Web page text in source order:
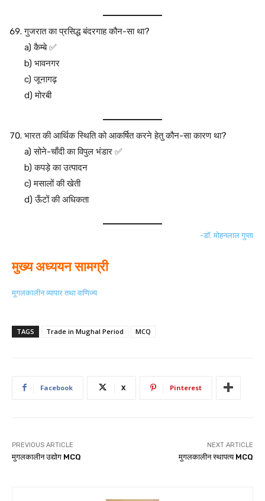
गुजरात का प्रसिद्ध बंदरगाह कौन-सा था?
a) कैम्बे ✅
b) भावनगर
c) जूनागढ़
d) मोरबी
भारत की आर्थिक स्थिति को आकर्षित करने हेतु कौन-सा कारण था?
a) सोने-चाँदी का विपुल भंडार ✅
b) कपड़े का उत्पादन
c) मसालों की खेती
d) ऊँटों की अधिकता
-डॉ. मोहनलाल गुप्ता
मुख्य अध्ययन सामग्री
मुगलकालीन व्यापार तथा वाणिज्य
TAGS Trade in Mughal Period MCQ
Facebook X Pinterest
PREVIOUS ARTICLE
मुगलकालीन उद्योग MCQ
NEXT ARTICLE
मुगलकालीन स्थापत्य MCQ